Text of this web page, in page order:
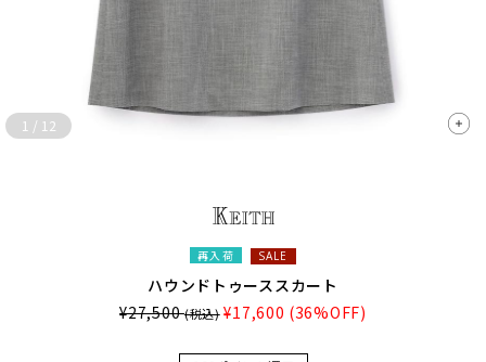
1 / 12
再入荷 SALE
ハウンドトゥーススカート
¥27,500(税込) ¥17,600 (36%OFF)